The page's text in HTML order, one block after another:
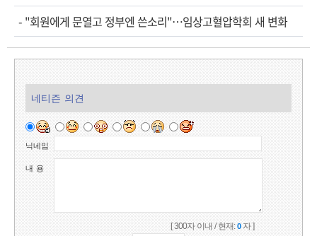
- "회원에게 문열고 정부엔 쓴소리"…임상고혈압학회 새 변화
네티즌 의견
닉네임
내 용
[ 300자 이내 / 현재:0자 ]